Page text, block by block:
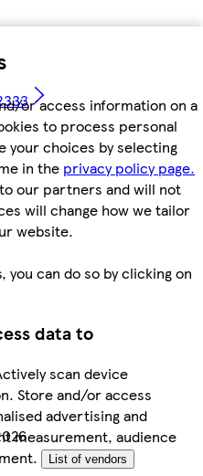
or access information on a
to process personal
your choices by selecting
in the privacy policy page.
our partners and will not
will change how we tailor
website.
can do so by clicking on
data to
scan device
Store and/or access
advertising and
measurement, audience
List of vendors